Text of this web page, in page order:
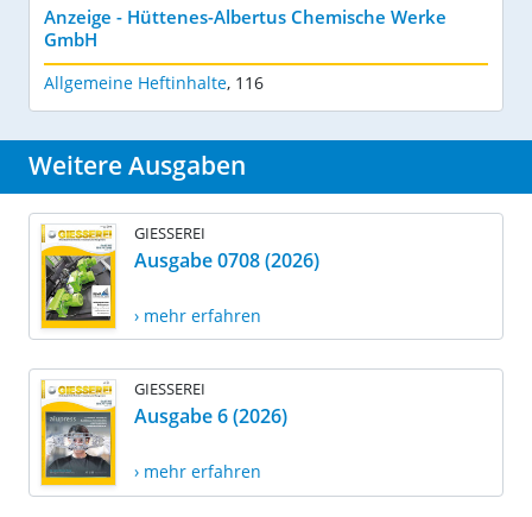
Anzeige - Hüttenes-Albertus Chemische Werke
GmbH
Allgemeine Heftinhalte, 116
Weitere Ausgaben
GIESSEREI
Ausgabe 0708 (2026)
› mehr erfahren
GIESSEREI
Ausgabe 6 (2026)
› mehr erfahren